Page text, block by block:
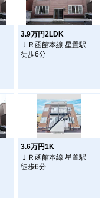
3.9万円2LDK
ＪＲ函館本線 星置駅
徒歩6分
3.6万円1K
ＪＲ函館本線 星置駅
徒歩6分